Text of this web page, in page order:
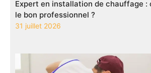
Expert en installation de chauffage :
le bon professionnel ?
31 juillet 2026